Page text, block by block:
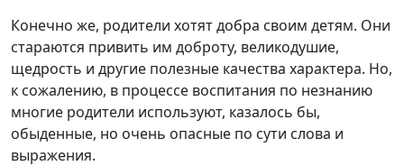
Конечно же, родители хотят добра своим детям. Они
стараются привить им доброту, великодушие,
щедрость и другие полезные качества характера. Но,
к сожалению, в процессе воспитания по незнанию
многие родители используют, казалось бы,
обыденные, но очень опасные по сути слова и
выражения.